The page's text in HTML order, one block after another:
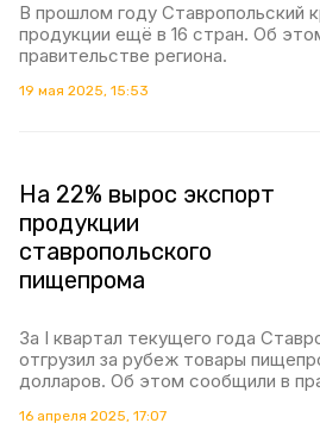
В прошлом году Ставропольский
продукции ещё в 16 стран. Об
правительстве региона.
19 мая 2025, 15:53
На 22% вырос экспорт
продукции
ставропольского
пищепрома
За I квартал текущего года
отгрузил за рубеж товары
долларов. Об этом сообщили в
16 апреля 2025, 17:07